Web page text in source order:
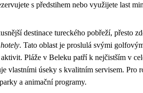
s předstihem nebo využijete last
destinace tureckého pobřeží, přesto
. Tato oblast je proslulá svými
Pláže v Beleku patří k nejčistším v
vlastními úseky s kvalitním servisem. Pro
a animační programy.